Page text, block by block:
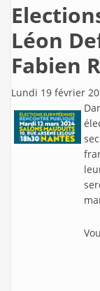
Léon
Fabien
Lundi 19 février